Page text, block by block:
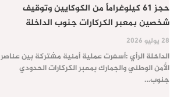
حجز 61 كيلوغراماً من الكوكايين وتوقيف
شخصين بمعبر الكركارات جنوب الداخلة
28 يوليو 2026
الداخلة الرأي :أسفرت عملية أمنية مشتركة بين عناصر
الأمن الوطني والجمارك بمعبر الكركارات الحدودي
جنوب…